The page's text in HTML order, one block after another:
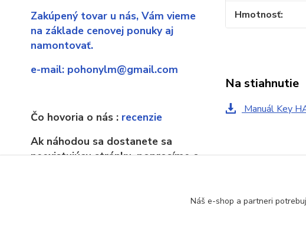
Zakúpený tovar u nás, Vám vieme
na základe cenovej ponuky aj
namontovať.
e-mail: pohonylm@gmail.com
Čo hovoria o nás : recenzie
Ak náhodou sa dostanete sa
neexistujúcu stránku, poprosíme o
Hmotnosť
Na stiahnutie
Manuál Key
Tovar
Pohony
Náš e-shop a partneri